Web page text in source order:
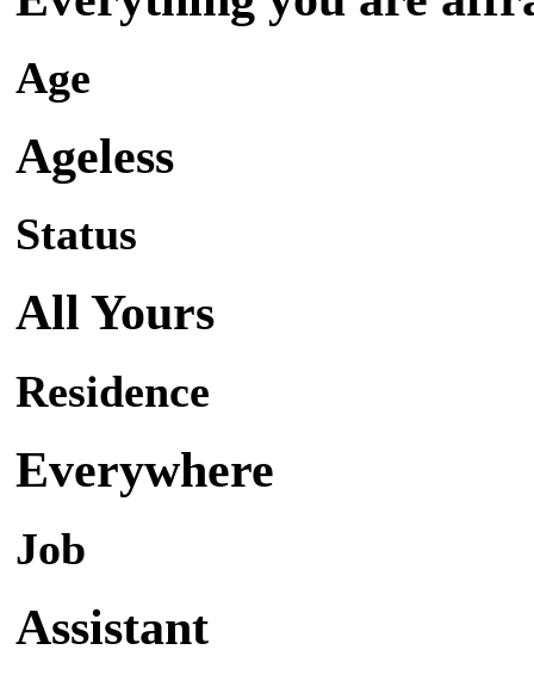
Age
Ageless
Status
All Yours
Residence
Everywhere
Job
Assistant